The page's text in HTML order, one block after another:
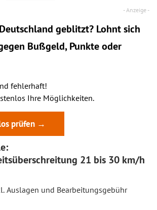
geblitzt? Lohnt sich
Bußgeld, Punkte oder
fehlerhaft!
Ihre Möglichkeiten.
prüfen →
21 bis 30 km/h
Auslagen und Bearbeitungsgebühr